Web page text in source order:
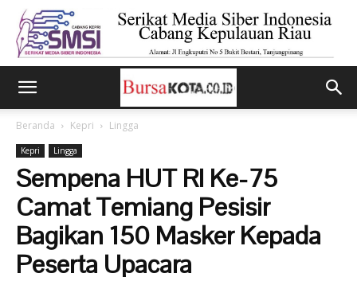
Beranda Kepri Lingga
Kepri Lingga
Sempena HUT RI Ke-75
Camat Temiang Pesisir
Bagikan 150 Masker Kepada
Peserta Upacara